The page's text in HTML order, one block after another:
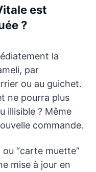
est
?
la
par
ou au guichet.
ne pourra plus
illisible ? Même
commande.
ou “carte muette”
mise à jour en